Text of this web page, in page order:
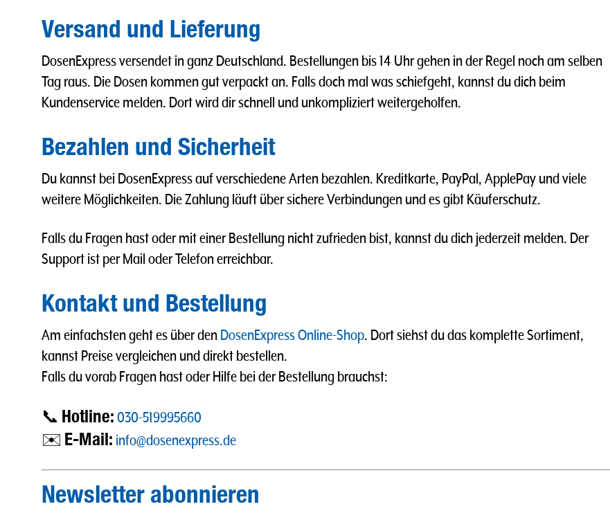
Versand und Lieferung
DosenExpress versendet in ganz Deutschland. Bestellungen bis 14 Uhr gehen in der Regel noch am selben
Tag raus. Die Dosen kommen gut verpackt an. Falls doch mal was schiefgeht, kannst du dich beim
Kundenservice melden. Dort wird dir schnell und unkompliziert weitergeholfen.
Bezahlen und Sicherheit
Du kannst bei DosenExpress auf verschiedene Arten bezahlen. Kreditkarte, PayPal, ApplePay und viele
weitere Möglichkeiten. Die Zahlung läuft über sichere Verbindungen und es gibt Käuferschutz.
Falls du Fragen hast oder mit einer Bestellung nicht zufrieden bist, kannst du dich jederzeit melden. Der
Support ist per Mail oder Telefon erreichbar.
Kontakt und Bestellung
Am einfachsten geht es über den DosenExpress Online-Shop. Dort siehst du das komplette Sortiment,
kannst Preise vergleichen und direkt bestellen.
Falls du vorab Fragen hast oder Hilfe bei der Bestellung brauchst:
📞 Hotline: 030-519995660
✉️ E-Mail: info@dosenexpress.de
Newsletter abonnieren